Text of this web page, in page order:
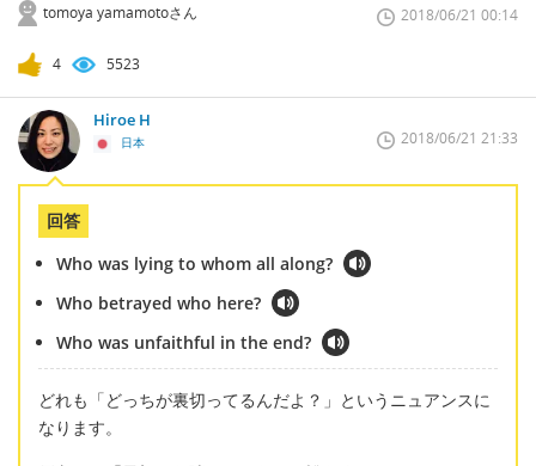
tomoya yamamotoさん 2018/06/21 00:14
4 5523
Hiroe H
日本 2018/06/21 21:33
回答
Who was lying to whom all along?
Who betrayed who here?
Who was unfaithful in the end?
どれも「どっちが裏切ってるんだよ？」というニュアンスに
なります。